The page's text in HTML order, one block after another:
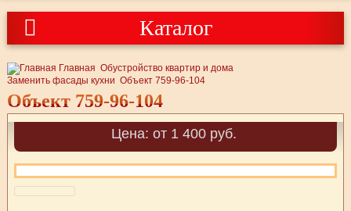
Каталог
Главная Обустройство квартир и дома
Заменить фасады кухни Объект 759-96-104
Объект 759-96-104
Цена: от 1 400 руб.